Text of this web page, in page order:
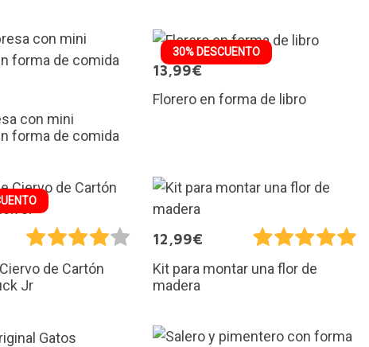
con mini
forma de comida
30% DESCUENTO
13,99€
Florero en forma de libro
de Cartón
Jr
12,99€
Kit para montar una flor de
madera